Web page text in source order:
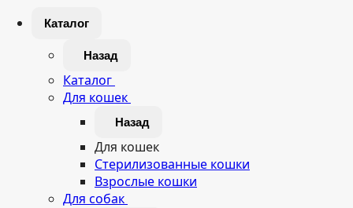
Каталог
Назад
Каталог
Для кошек
Назад
Для кошек
Стерилизованные кошки
Взрослые кошки
Для собак